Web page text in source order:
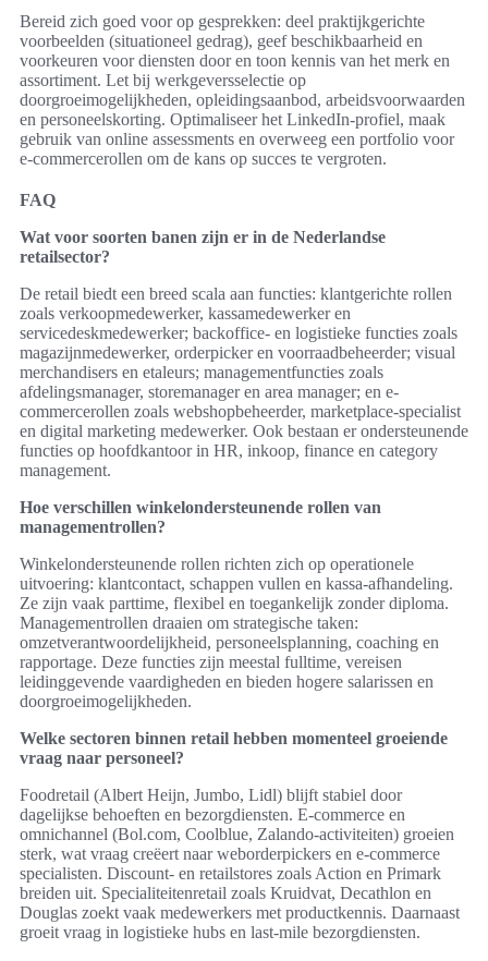
Bereid zich goed voor op gesprekken: deel praktijkgerichte
voorbeelden (situationeel gedrag), geef beschikbaarheid en
voorkeuren voor diensten door en toon kennis van het merk en
assortiment. Let bij werkgeversselectie op
doorgroeimogelijkheden, opleidingsaanbod, arbeidsvoorwaarden
en personeelskorting. Optimaliseer het LinkedIn-profiel, maak
gebruik van online assessments en overweeg een portfolio voor
e-commercerollen om de kans op succes te vergroten.
FAQ
Wat voor soorten banen zijn er in de Nederlandse
retailsector?
De retail biedt een breed scala aan functies: klantgerichte rollen
zoals verkoopmedewerker, kassamedewerker en
servicedeskmedewerker; backoffice- en logistieke functies zoals
magazijnmedewerker, orderpicker en voorraadbeheerder; visual
merchandisers en etaleurs; managementfuncties zoals
afdelingsmanager, storemanager en area manager; en e-
commercerollen zoals webshopbeheerder, marketplace-specialist
en digital marketing medewerker. Ook bestaan er ondersteunende
functies op hoofdkantoor in HR, inkoop, finance en category
management.
Hoe verschillen winkelondersteunende rollen van
managementrollen?
Winkelondersteunende rollen richten zich op operationele
uitvoering: klantcontact, schappen vullen en kassa-afhandeling.
Ze zijn vaak parttime, flexibel en toegankelijk zonder diploma.
Managementrollen draaien om strategische taken:
omzetverantwoordelijkheid, personeelsplanning, coaching en
rapportage. Deze functies zijn meestal fulltime, vereisen
leidinggevende vaardigheden en bieden hogere salarissen en
doorgroeimogelijkheden.
Welke sectoren binnen retail hebben momenteel groeiende
vraag naar personeel?
Foodretail (Albert Heijn, Jumbo, Lidl) blijft stabiel door
dagelijkse behoeften en bezorgdiensten. E-commerce en
omnichannel (Bol.com, Coolblue, Zalando-activiteiten) groeien
sterk, wat vraag creëert naar weborderpickers en e-commerce
specialisten. Discount- en retailstores zoals Action en Primark
breiden uit. Specialiteitenretail zoals Kruidvat, Decathlon en
Douglas zoekt vaak medewerkers met productkennis. Daarnaast
groeit vraag in logistieke hubs en last-mile bezorgdiensten.